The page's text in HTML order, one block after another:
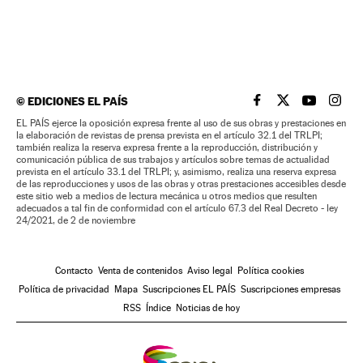
©EDICIONES EL PAÍS EL PAÍS BRASIL EN
EL PAÍSEL PAÍS
EL
EL PAÍS ejerce la oposición expresa frente al uso de sus obras y prestaciones en
la elaboración de revistas de prensa prevista en el artículo 32.1 del TRLPI;
también realiza la reserva expresa frente a la reproducción, distribución y
comunicación pública de sus trabajos y artículos sobre temas de actualidad
prevista en el artículo 33.1 del TRLPI; y, asimismo, realiza una reserva expresa
de las reproducciones y usos de las obras y otras prestaciones accesibles desde
este sitio web a medios de lectura mecánica u otros medios que resulten
adecuados a tal fin de conformidad con el artículo 67.3 del Real Decreto - ley
24/2021, de 2 de noviembre
Contacto Venta de contenidos Aviso legal
Política cookies
Política de privacidad
Mapa Suscripciones EL PAÍS Suscripciones empresas
RSS
Índice Noticias de hoy